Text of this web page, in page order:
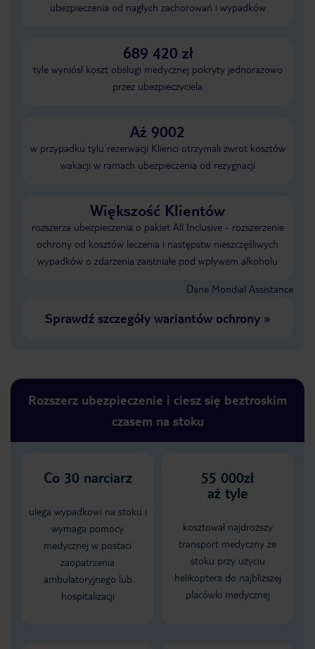
ubezpieczenia od nagłych zachorowań i wypadków
689 420 zł
tyle wyniósł koszt obsługi medycznej pokryty jednorazowo
przez ubezpieczyciela
Aż 9002
w przypadku tylu rezerwacji Klienci otrzymali zwrot kosztów
wakacji w ramach ubezpieczenia od rezygnacji
Większość Klientów
rozszerza ubezpieczenia o pakiet All Inclusive - rozszerzenie
ochrony od kosztów leczenia i następstw nieszczęśliwych
wypadków o zdarzenia zaistniałe pod wpływem alkoholu
Dane Mondial Assistance
Sprawdź szczegóły wariantów ochrony»
Rozszerz ubezpieczenie i ciesz się beztroskim
czasem na stoku
Co 30 narciarz
ulega wypadkowi na stoku i
wymaga pomocy
medycznej w postaci
zaopatrzenia
ambulatoryjnego lub
hospitalizacji
55 000zł
aż tyle
kosztował najdroższy
transport medyczny ze
stoku przy użyciu
helikoptera do najbliższej
placówki medycznej